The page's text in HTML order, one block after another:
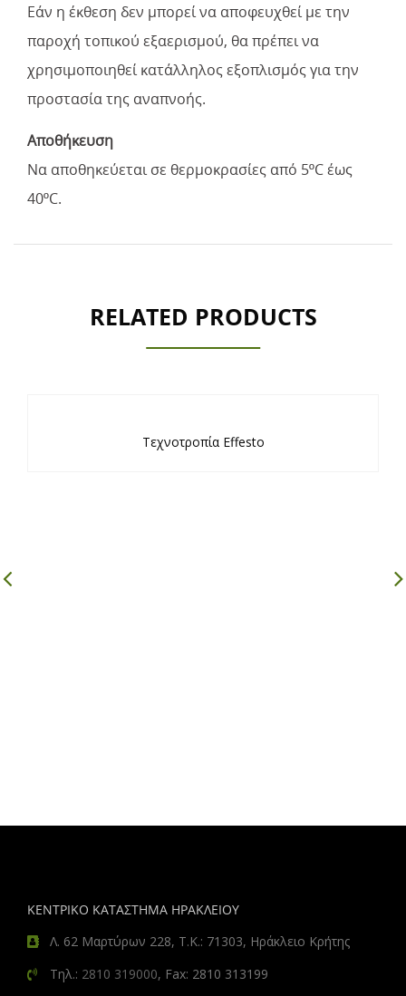
Εάν η έκθεση δεν μπορεί να αποφευχθεί με την
παροχή τοπικού εξαερισμού, θα πρέπει να
χρησιμοποιηθεί κατάλληλος εξοπλισμός για την
προστασία της αναπνοής.
Αποθήκευση
Να αποθηκεύεται σε θερμοκρασίες από 5ºC έως
40ºC.
RELATED PRODUCTS
Τεχνοτροπία Effesto
ΚΕΝΤΡΙΚΟ ΚΑΤΑΣΤΗΜΑ ΗΡΑΚΛΕΙΟΥ
Λ. 62 Μαρτύρων 228, Τ.Κ.: 71303, Ηράκλειο Κρήτης
Τηλ.: 2810 319000, Fax: 2810 313199